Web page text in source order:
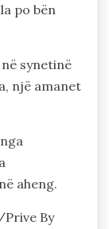
po bën
synetinë
një amanet
aheng.
By